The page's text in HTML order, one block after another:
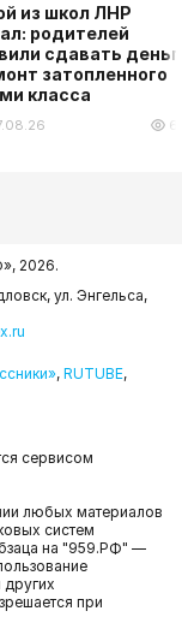
из школ ЛНР
родителей
сдавать
затопленного
класса
2026.
ул. Энгельса,
, RUTUBE,
сервисом
любых материалов
систем
на "959.РФ" —
при